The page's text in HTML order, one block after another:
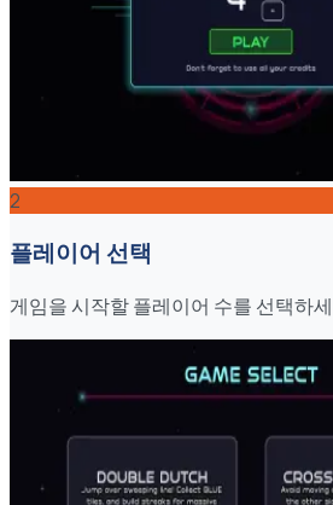
2
플레이어 선택
게임을 시작할 플레이어 수를 선택하